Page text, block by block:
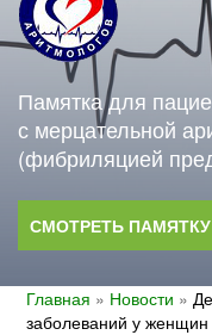
Памятка для
с мерцательной
(фибриляцией
СМОТРЕТЬ ПАМЯТКУ
Главная » Новости »
заболеваний у женщин